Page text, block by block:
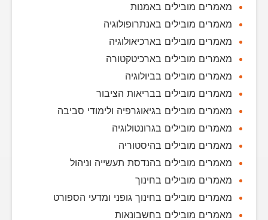
מאמרים מובילים באמנות
מאמרים מובילים באנתרופולוגיה
מאמרים מובילים בארכיאולוגיה
מאמרים מובילים בארכיטקטורה
מאמרים מובילים בביולוגיה
מאמרים מובילים בבריאות הציבור
מאמרים מובילים בגיאוגרפיה ולימודי סביבה
מאמרים מובילים בגרונטולוגיה
מאמרים מובילים בהיסטוריה
מאמרים מובילים בהנדסת תעשייה וניהול
מאמרים מובילים בחינוך
מאמרים מובילים בחינוך גופני ומדעי הספורט
מאמרים מובילים בחשבונאות